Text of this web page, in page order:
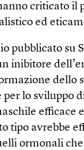
criticato il
ed
pubblicato su
inibitore
dello
per lo sviluppo
efficace
tipo avrebbe
ormonali